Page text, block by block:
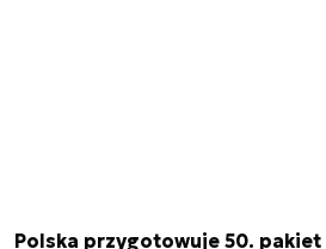
Polska przygotowuje 50.